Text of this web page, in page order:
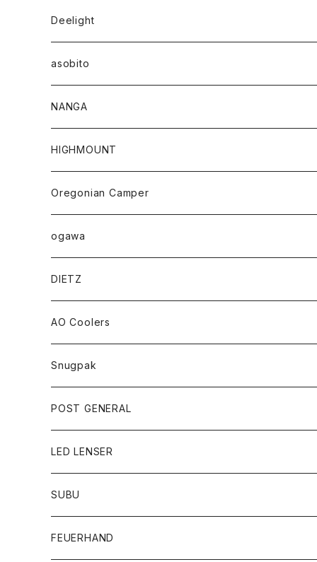
Deelight
asobito
NANGA
HIGHMOUNT
Oregonian Camper
ogawa
DIETZ
AO Coolers
Snugpak
POST GENERAL
LED LENSER
SUBU
FEUERHAND